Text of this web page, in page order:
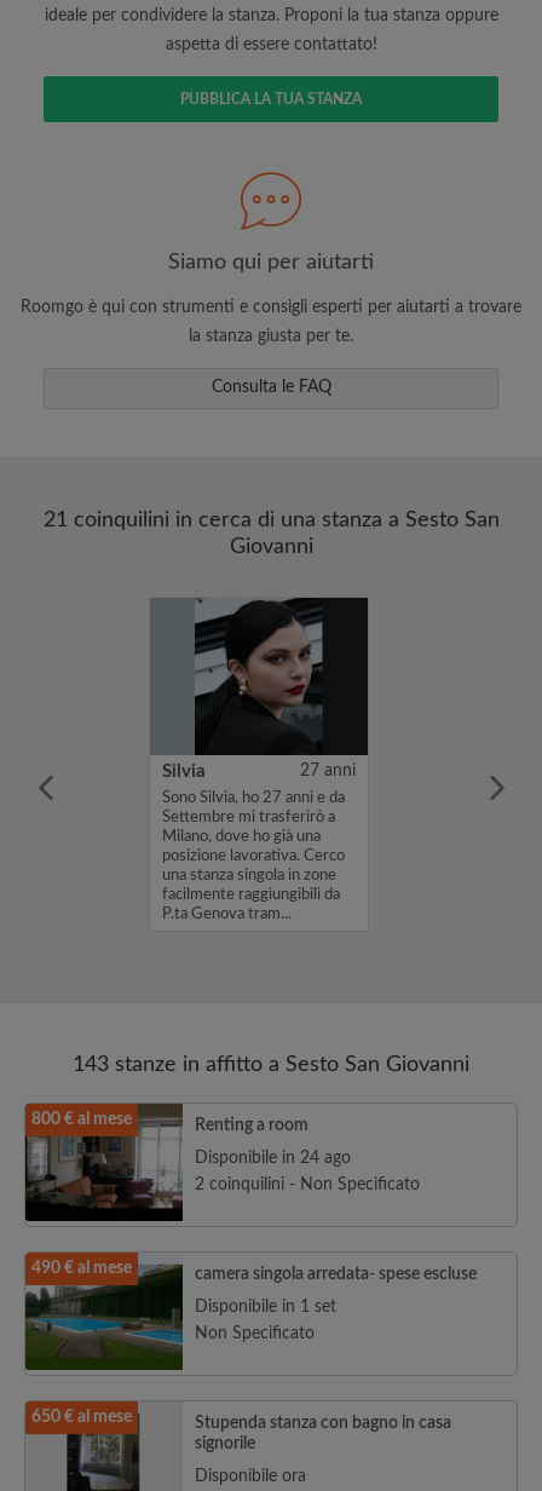
Visualizza le stanze e i coinquilini
annunci di stanze
Effettua richieste di visite
Fai sapere ai coinquilini e ai proprietari
ideale per condividere la stanza. Proponi la tua stanza oppure
aspetta di essere contattato!
PUBBLICA LA TUA STANZA
Siamo qui per aiutarti
Roomgo è qui con strumenti e consigli esperti per aiutarti a trovare
la stanza giusta per te.
Consulta le FAQ
21 coinquilini in cerca di una stanza a Sesto San
Giovanni
chiamo Elisa
Silvia 27 anni
Sono Silvia, ho 27 anni e da
Settembre mi trasferirò a
Milano, dove ho già una
posizione lavorativa. Cerco
una stanza singola in zone
facilmente raggiungibili da
P.ta Genova tram...
143 stanze in affitto a Sesto San Giovanni
800 € al mese
Renting a room
Disponibile in 24 ago
2 coinquilini - Non Specificato
490 € al mese
camera singola arredata- spese escluse
Disponibile in 1 set
Non Specificato
650 € al mese
Stupenda stanza con bagno in casa
signorile
Disponibile ora